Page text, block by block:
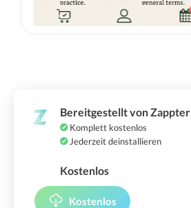
Bereitgestellt von Zappter
Komplett kostenlos
Jederzeit deinstallieren
Kostenlos
Kostenlos